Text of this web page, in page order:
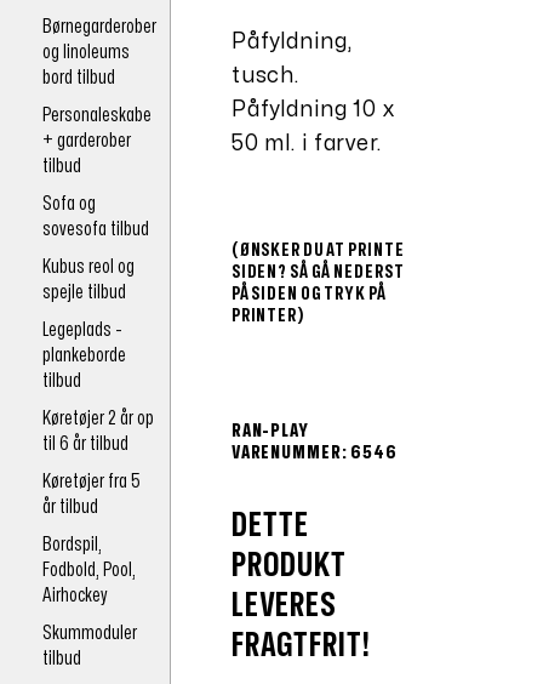
Børnegarderober
og linoleums
bord tilbud
Personaleskabe
+ garderober
tilbud
Sofa og
sovesofa tilbud
Kubus reol og
spejle tilbud
Legeplads -
plankeborde
tilbud
Køretøjer 2 år op
til 6 år tilbud
Køretøjer fra 5
år tilbud
Bordspil,
Fodbold, Pool,
Airhockey
Skummoduler
tilbud
Påfyldning,
tusch.
Påfyldning 10 x
50 ml. i farver.
(ØNSKER DU AT PRINTE
SIDEN? SÅ GÅ NEDERST
PÅ SIDEN OG TRYK PÅ
PRINTER)
RAN-PLAY
VARENUMMER: 6546
DETTE
PRODUKT
LEVERES
FRAGTFRIT!